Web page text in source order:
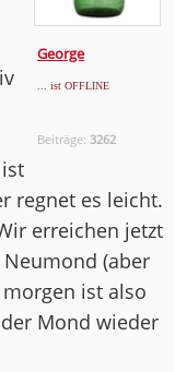
George
... ist OFFLINE
Beiträge:3262
regnet es leicht.
erreichen jetzt
(aber
ist also
Mond wieder